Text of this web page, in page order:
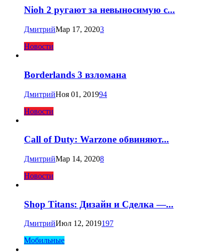
Nioh 2 ругают за невыносимую с...
ДмитрийМар 17, 20203
Новости
Borderlands 3 взломана
ДмитрийНоя 01, 201994
Новости
Call of Duty: Warzone обвиняют...
ДмитрийМар 14, 20208
Новости
Shop Titans: Дизайн и Сделка —...
ДмитрийИюл 12, 2019197
Мобильные